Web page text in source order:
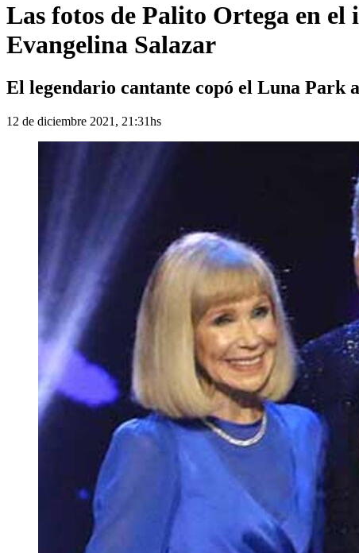
Las fotos de Palito Ortega en
Evangelina Salazar
El legendario cantante copó el Luna Park
12 de diciembre 2021, 21:31hs